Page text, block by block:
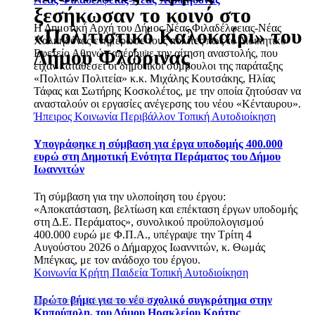
Η Δημοτική Αρχή του Δήμος Νέας Φιλαδέλφειας-Νέας
Χαλκηδόνας ενημέρωσε τους πολίτες πως το Διοικητικό
Εφετείο Αθηνών απέρριψε την αίτηση αναστολής, που
είχαν καταθέσει οι δημοτικοί σύμβουλοι της παράταξης
«Πολιτών Πολιτεία» κ.κ. Μιχάλης Κουτσάκης, Ηλίας
Τάφας και Σωτήρης Κοσκολέτος, με την οποία ζητούσαν να
ανασταλούν οι εργασίες ανέγερσης του νέου «Κένταυρου».
Ήπειρος Κοινωνία Περιβάλλον Τοπική Αυτοδιοίκηση
Υπογράφηκε η σύμβαση για έργα υποδομής 400.000
ευρώ στη Δημοτική Ενότητα Περάματος του Δήμου
Ιωαννιτών
Τη σύμβαση για την υλοποίηση του έργου:
«Αποκατάσταση, βελτίωση και επέκταση έργων υποδομής
στη Δ.Ε. Περάματος», συνολικού προϋπολογισμού
400.000 ευρώ με Φ.Π.Α., υπέγραψε την Τρίτη 4
Αυγούστου 2026 ο Δήμαρχος Ιωαννιτών, κ. Θωμάς
Μπέγκας, με τον ανάδοχο του έργου.
Κοινωνία Κρήτη Παιδεία Τοπική Αυτοδιοίκηση
Πρώτο βήμα για το νέο σχολικό συγκρότημα στην
ξεσήκωσαν το κοινό στο
«Πολιτιστικό Καλοκαίρι» του
Δήμου Φλώρινας
Δημοσιεύτηκε: 3 Αυγούστου 2024